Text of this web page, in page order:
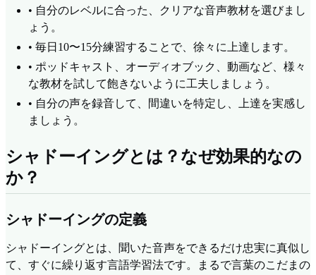
• 自分のレベルに合った、クリアな音声教材を選びまし
ょう。
• 毎日10〜15分練習することで、徐々に上達します。
• ポッドキャスト、オーディオブック、動画など、様々
な教材を試して飽きないように工夫しましょう。
• 自分の声を録音して、間違いを特定し、上達を実感し
ましょう。
シャドーイングとは？なぜ効果的なの
か？
シャドーイングの定義
シャドーイングとは、聞いた音声をできるだけ忠実に真似し
て、すぐに繰り返す言語学習法です。まるで言葉のこだまの